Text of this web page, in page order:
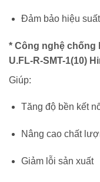
Đảm bảo hiệu
* Công nghệ chống
U.FL-R-SMT-1(10)
Giúp:
Tăng độ bền kết
Nâng cao chất
Giảm lỗi sản xuất